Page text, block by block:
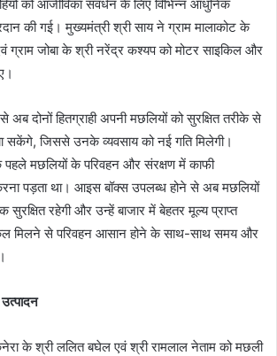
को आजीविका संवर्धन के लिए विभिन्न आधुनिक
की गई। मुख्यमंत्री श्री साय ने ग्राम मालाकोट के
ग्राम जोबा के श्री नरेंद्र कश्यप को मोटर साइकिल और
दोनों हितग्राही अपनी मछलियों को सुरक्षित तरीके से
सकेंगे, जिससे उनके व्यवसाय को नई गति मिलेगी।
पहले मछलियों के परिवहन और संरक्षण में काफी
पड़ता था। आइस बॉक्स उपलब्ध होने से अब मछलियों
रहेगी और उन्हें बाजार में बेहतर मूल्य प्राप्त
मिलने से परिवहन आसान होने के साथ-साथ समय और
के श्री ललित बघेल एवं श्री रामलाल नेताम को मछली